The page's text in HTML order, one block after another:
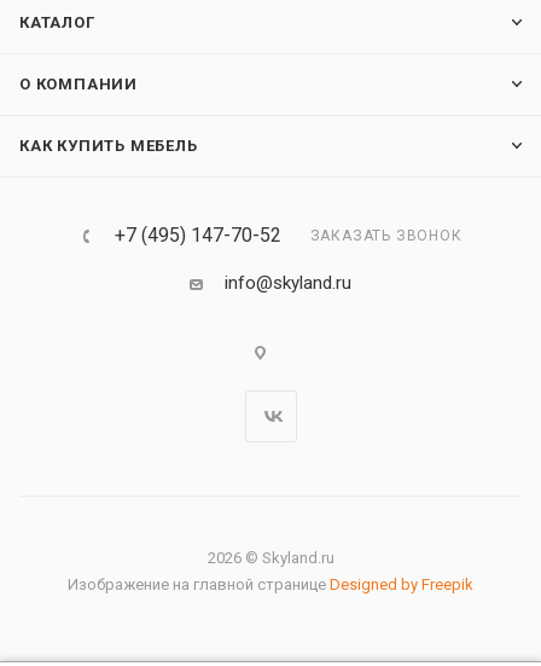
КАТАЛОГ
О КОМПАНИИ
КАК КУПИТЬ МЕБЕЛЬ
+7 (495) 147-70-52 ЗАКАЗАТЬ ЗВОНОК
info@skyland.ru
2026 © Skyland.ru
Изображение на главной странице Designed by Freepik